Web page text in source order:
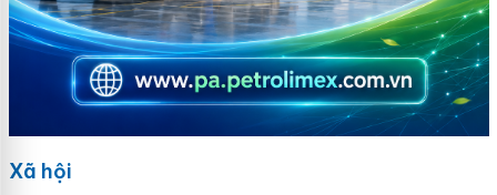
Xã hội